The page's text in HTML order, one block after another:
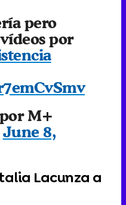
pero
por
M+
June 8,
Lacunza a